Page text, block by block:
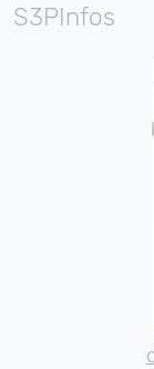
S3PInfos